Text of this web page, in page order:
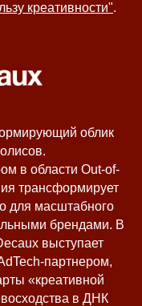
креативности".
облик
в области Out-of-
трансформирует
для масштабного
брендами. В
выступает
партнером,
«креативной
в ДНК